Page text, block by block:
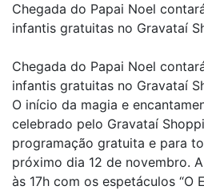
Chegada do Papai Noel
infantis gratuitas no Gravataí
Chegada do Papai Noel
infantis gratuitas no Gravataí
O início da magia e
celebrado pelo Gravataí
programação gratuita e para
próximo dia 12 de novembro.
às 17h com os espetáculos “O